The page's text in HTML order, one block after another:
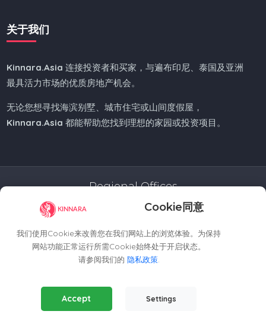
Cookie同意
我们使用Cookie来改善您在我们网站上的浏览体验。为保持
网站功能正常运行所需Cookie始终处于开启状态。
请参阅我们的 隐私政策.
Essential Cookies(Always Active)
Required for the website to function properly.
Accept Settings
关于我们
Kinnara.Asia 连接投资者和买家，与遍布印尼、泰国及亚洲
最具活力市场的优质房地产机会。
无论您想寻找海滨别墅、城市住宅或山间度假屋，
Kinnara.Asia 都能帮助您找到理想的家园或投资项目。
Regional Offices
Kinnara Limited - Thailand
58, 9 Lagoon Rd, Choeng Thale
Thalang District, Phuket, 83110, Thailand
Kinnara Limited - Indonesia
Grand Sudirman Office Panin Tower 8th Floor